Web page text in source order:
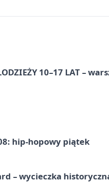
10–17 LAT –
hip-hopowy piątek
– wycieczka